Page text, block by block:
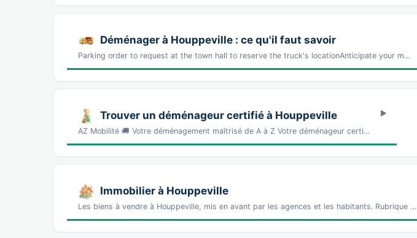
Déménager à Houppeville : ce qu'il faut savoir
Parking order to request at the town hall to reserve the truck's locationAnticipate your m…
Trouver un déménageur certifié à Houppeville
AZ Mobilité 🚚 Votre déménagement maîtrisé de A à Z Votre déménageur certi…
Immobilier à Houppeville
Les biens à vendre à Houppeville, mis en avant par les agences et les habitants. Rubrique …